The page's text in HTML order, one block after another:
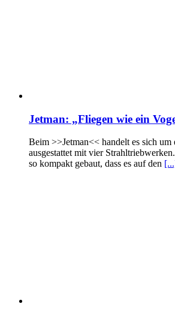
Jetman: „Fliegen wie ein
Beim >>Jetman<< handelt es sich um
ausgestattet mit vier
so kompakt gebaut, dass es auf den